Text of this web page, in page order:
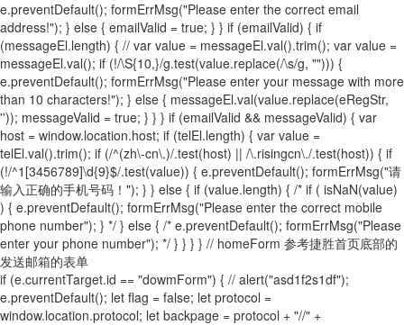
e.preventDefault(); formErrMsg("Please enter the correct email
address!"); } else { emailValid = true; } } if (emailValid) { if
(messageEl.length) { // var value = messageEl.val().trim(); var value =
messageEl.val(); if (!/\S{10,}/g.test(value.replace(/\s/g, ""))) {
e.preventDefault(); formErrMsg("Please enter your message with more
than 10 characters!"); } else { messageEl.val(value.replace(eRegStr,
'')); messageValid = true; } } } if (emailValid && messageValid) { var
host = window.location.host; if (telEl.length) { var value =
telEl.val().trim(); if (/^(zh\-cn\.)/.test(host) || /\.risingcn\./.test(host)) { if
(!/^1[3456789]\d{9}$/.test(value)) { e.preventDefault(); formErrMsg("请
输入正确的手机号码！"); } } else { if (value.length) { /* if ( isNaN(value)
) { e.preventDefault(); formErrMsg("Please enter the correct mobile
phone number"); } */ } else { /* e.preventDefault(); formErrMsg("Please
enter your phone number"); */ } } } } // homeForm 参考捷胜首页底部的
发送邮箱的表单
if (e.currentTarget.id == "dowmForm") { // alert("asd1f2s1df");
e.preventDefault(); let flag = false; let protocol =
window.location.protocol; let backpage = protocol + "//" +